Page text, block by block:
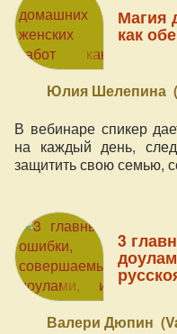
Магия
как
Юлия Шелепина
В вебинаре спикер
на каждый день,
защитить свою семью,
3
Валери Дюпин